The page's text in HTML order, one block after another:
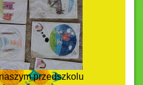
przedszkolu